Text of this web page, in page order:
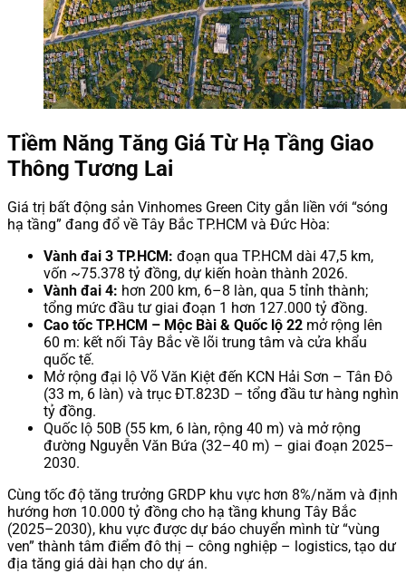
Tiềm Năng Tăng Giá Từ Hạ Tầng Giao
Thông Tương Lai
Giá trị bất động sản Vinhomes Green City gắn liền với “sóng
hạ tầng” đang đổ về Tây Bắc TP.HCM và Đức Hòa:
Vành đai 3 TP.HCM: đoạn qua TP.HCM dài 47,5 km,
vốn ~75.378 tỷ đồng, dự kiến hoàn thành 2026.
Vành đai 4: hơn 200 km, 6–8 làn, qua 5 tỉnh thành;
tổng mức đầu tư giai đoạn 1 hơn 127.000 tỷ đồng.
Cao tốc TP.HCM – Mộc Bài & Quốc lộ 22 mở rộng lên
60 m: kết nối Tây Bắc về lõi trung tâm và cửa khẩu
quốc tế.
Mở rộng đại lộ Võ Văn Kiệt đến KCN Hải Sơn – Tân Đô
(33 m, 6 làn) và trục ĐT.823D – tổng đầu tư hàng nghìn
tỷ đồng.
Quốc lộ 50B (55 km, 6 làn, rộng 40 m) và mở rộng
đường Nguyễn Văn Bứa (32–40 m) – giai đoạn 2025–
2030.
Cùng tốc độ tăng trưởng GRDP khu vực hơn 8%/năm và định
hướng hơn 10.000 tỷ đồng cho hạ tầng khung Tây Bắc
(2025–2030), khu vực được dự báo chuyển mình từ “vùng
ven” thành tâm điểm đô thị – công nghiệp – logistics, tạo dư
địa tăng giá dài hạn cho dự án.